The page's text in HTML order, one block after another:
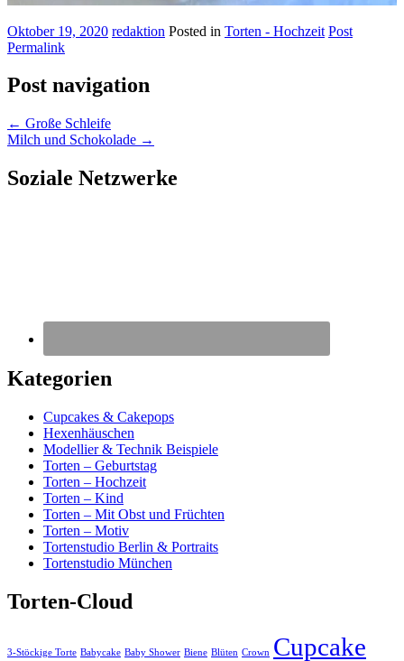
Oktober 19, 2020 redaktion Posted in Torten - Hochzeit Post
Permalink
Post navigation
← Große Schleife
Milch und Schokolade →
Soziale Netzwerke
Kategorien
Cupcakes & Cakepops
Hexenhäuschen
Modellier & Technik Beispiele
Torten – Geburtstag
Torten – Hochzeit
Torten – Kind
Torten – Mit Obst und Früchten
Torten – Motiv
Tortenstudio Berlin & Portraits
Tortenstudio München
Torten-Cloud
3-Stöckige Torte Babycake Baby Shower Biene Blüten Crown Cupcake